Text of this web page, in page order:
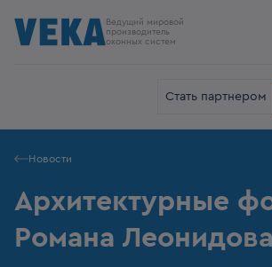
Ведущий мировой
производитель
оконных систем
Стать партнером
Новости
Архитектурные
Романа Леонидова